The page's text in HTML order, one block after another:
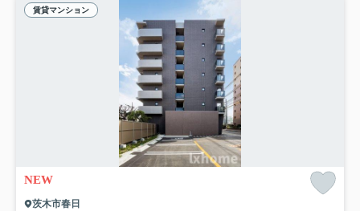
賃貸マンション
NEW
茨木市春日